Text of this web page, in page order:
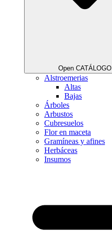
Open CATÁLOGO
Alstroemerias
Altas
Bajas
Árboles
Arbustos
Cubresuelos
Flor en maceta
Gramíneas y afines
Herbáceas
Insumos